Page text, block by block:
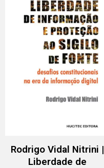
Rodrigo Vidal Nitrini |
Liberdade de